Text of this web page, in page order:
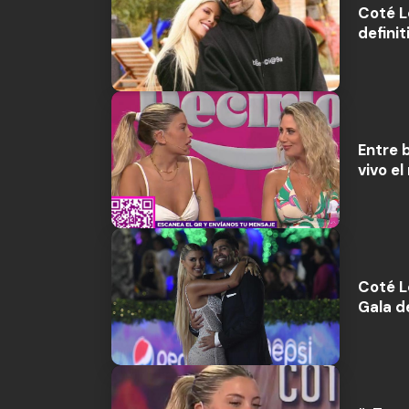
Coté
Entre
vivo el
Coté
Gala